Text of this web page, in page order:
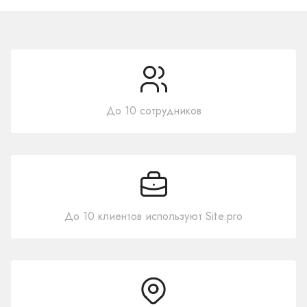
До 10 сотрудников
До 10 клиентов используют Site.pro